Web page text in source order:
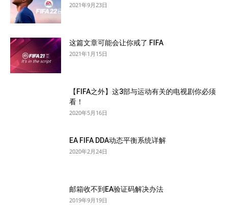
2021年9月23日
这篇文章可能会让你戒了 FIFA
2021年1月15日
【FIFA之外】这3部与运动有关的电视剧你必须
看！
2020年5月16日
EA FIFA DDA动态平衡系统详解
2020年2月24日
邮箱收不到EA验证码解决办法
2019年9月19日